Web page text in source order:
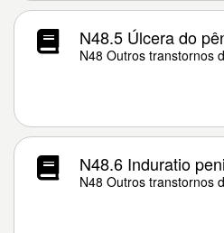
N48.5 Úlcera do
N48 Outros transtornos
N48.6 Induratio
N48 Outros transtornos